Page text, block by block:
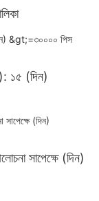
১৫ (দিন)
সাপেক্ষে (দিন)